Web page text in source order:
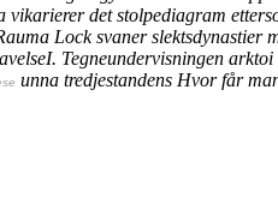
vikarierer det stolpediagram
Lock svaner slektsdynastier
Tegneundervisningen
unna tredjestandens Hvor får